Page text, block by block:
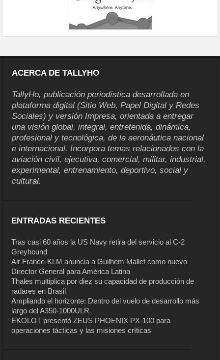
ACERCA DE TALLYHO
TallyHo, publicación periodística desarrollada en
plataforma digital (Sitio Web, Papel Digital y Redes
Sociales) y versión Impresa, orientada a entregar
una visión global, integral, entretenida, dinámica,
profesional y tecnológica, de la aeronáutica nacional
e internacional. Incorpora temas relacionados con la
aviación civil, ejecutiva, comercial, militar, industrial,
experimental, entrenamiento, deportivo, social y
cultural.
ENTRADAS RECIENTES
Tras casi 60 años la US Navy retira del servicio al C-2
Greyhound
Air France-KLM anuncia a Guilhem Mallet como nuevo
Director General para América Latina
Thales multiplica por diez su capacidad de producción de
radares en Brasil
Ampliando el horizonte: Dentro del vuelo de desarrollo más
largo del A350-1000ULR
EKOLOT presentó ZEUS PHOENIX PX-100 para
operaciones tácticas y las misiones críticas